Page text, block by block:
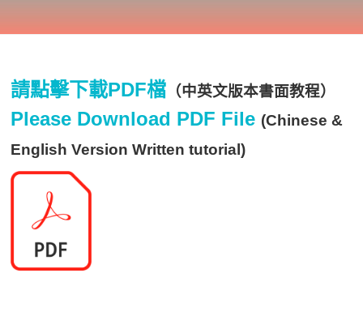
請點擊下載PDF檔 （中英文版本書面教程）
Please Download PDF File (Chinese &
English Version Written tutorial)